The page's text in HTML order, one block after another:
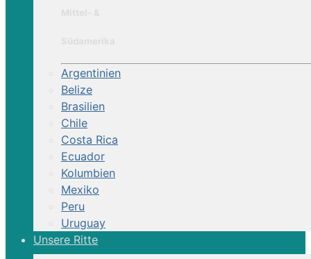
Argentinien
Belize
Brasilien
Chile
Costa Rica
Ecuador
Kolumbien
Mexiko
Peru
Uruguay
Unsere Ritte